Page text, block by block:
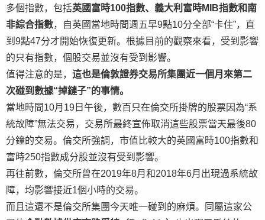
多個指數，包括英國富時100指數、義大利富時MIB指數和南
非綜合指數，自英國當地時間週五早9點10分全部“卡住”，直
到9點47分才開始恢復更新。根據目前的觀察來看，受到影響
的只有指數，個股交易並沒有受到影響。
值得注意的是， 這也是倫敦證券交易所集團近一個月來第二
次碰到數據“掉鏈子”的事情。
當地時間10月19日午後，數百只在倫交所掛牌的股票因為“系
統故障”無法交易，交易所最終宣佈取消這些股票當天最後80
分鐘的交易。倫交所強調，市值比較大的英國富時100指數和
富時250指數成分股並沒有受到影響。
再往前數，倫交所曾在2019年8月和2018年6月出現過系統故
障，均影響接近1個小時的交易。
而且這還不是倫交所集團今天唯一碰到的麻煩。同屬這家公